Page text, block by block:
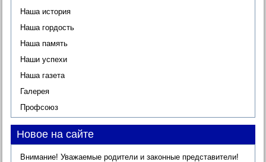
Наша история
Наша гордость
Наша память
Наши успехи
Наша газета
Галерея
Профсоюз
Новое на сайте
Внимание! Уважаемые родители и законные представители!